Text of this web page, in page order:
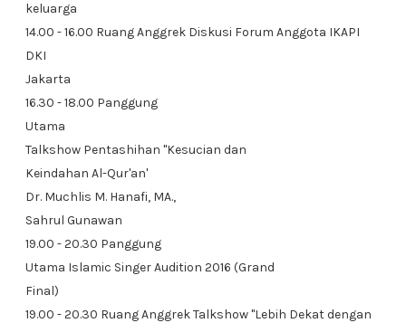
keluarga
14.00 - 16.00 Ruang Anggrek Diskusi Forum Anggota IKAPI
DKI
Jakarta
16.30 - 18.00 Panggung
Utama
Talkshow Pentashihan "Kesucian dan
Keindahan Al-Qur'an'
Dr. Muchlis M. Hanafi, MA.,
Sahrul Gunawan
19.00 - 20.30 Panggung
Utama Islamic Singer Audition 2016 (Grand
Final)
19.00 - 20.30 Ruang Anggrek Talkshow "Lebih Dekat dengan